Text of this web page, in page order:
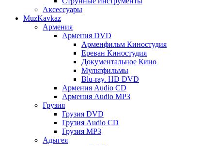
Аксессуары
MuzKavkaz
Армения
Армения DVD
Арменфильм Киностудия
Ереван Киностудия
Документальное Кино
Мультфильмы
Blu-ray. HD DVD
Армения Audio CD
Армения Audio MP3
Грузия
Грузия DVD
Грузия Audio CD
Грузия MP3
Адыгея